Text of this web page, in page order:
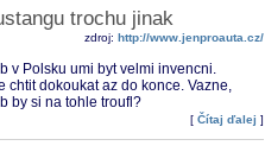
trochu jinak
zdroj: http://www.jenproauta.cz/
v Polsku umi byt velmi invencni.
chtit dokoukat az do konce. Vazne,
by si na tohle troufl?
[ Čítaj ďalej ]